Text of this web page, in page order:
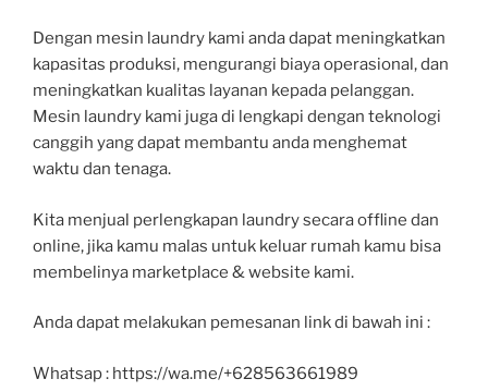
Dengan mesin laundry kami anda dapat meningkatkan
kapasitas produksi, mengurangi biaya operasional, dan
meningkatkan kualitas layanan kepada pelanggan.
Mesin laundry kami juga di lengkapi dengan teknologi
canggih yang dapat membantu anda menghemat
waktu dan tenaga.
Kita menjual perlengkapan laundry secara offline dan
online, jika kamu malas untuk keluar rumah kamu bisa
membelinya marketplace & website kami.
Anda dapat melakukan pemesanan link di bawah ini :
Whatsap : https://wa.me/+628563661989